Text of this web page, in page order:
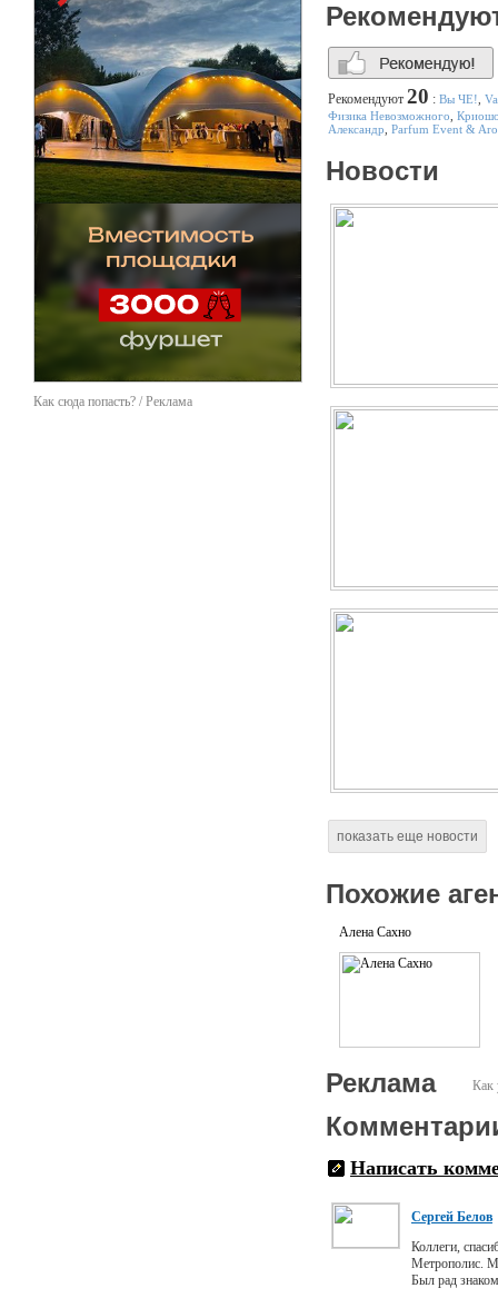
Как сюда попасть? / Реклама
Рекомендуют 20 : Вы ЧЕ!
Физика Невозможного
Александр Parfum Event &
Новости
показать еще новости
Похожие
Алена Сахно
Как
Реклама
Написать
Сергей Белов
Коллеги,
Метрополис.
Был рад